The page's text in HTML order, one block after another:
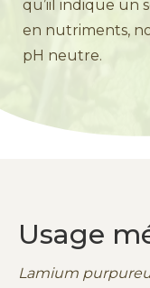
qu’iil indique un
en nutriments,
pH neutre.
Usage
Lamium